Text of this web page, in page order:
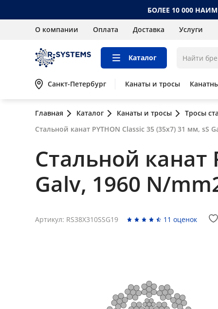
БОЛЕЕ 10 000
О компании Оплата Доставка Услуги
Каталог
Санкт-Петербург Канаты и тросы
Главная Каталог Канаты и тросы Тросы
Стальной канат PYTHON Classic 35 (35x7) 31 мм, sS
Стальной канат
Galv, 1960 N/
Артикул: RS38X310SSG19 11 оценок